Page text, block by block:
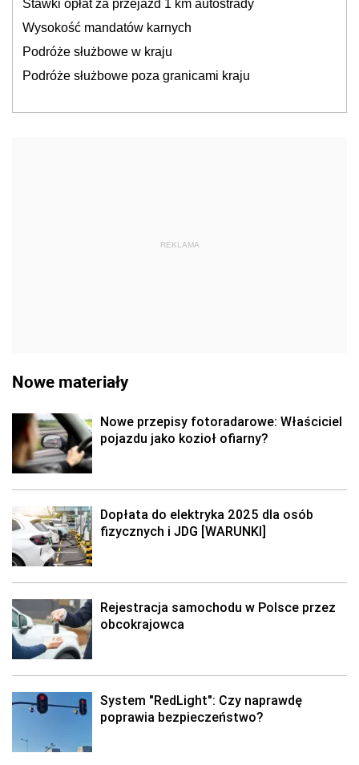
Stawki opłat za przejazd 1 km autostrady
Wysokość mandatów karnych
Podróże służbowe w kraju
Podróże służbowe poza granicami kraju
REKLAMA
Nowe materiały
Nowe przepisy fotoradarowe: Właściciel
pojazdu jako kozioł ofiarny?
Dopłata do elektryka 2025 dla osób
fizycznych i JDG [WARUNKI]
Rejestracja samochodu w Polsce przez
obcokrajowca
System "RedLight": Czy naprawdę
poprawia bezpieczeństwo?